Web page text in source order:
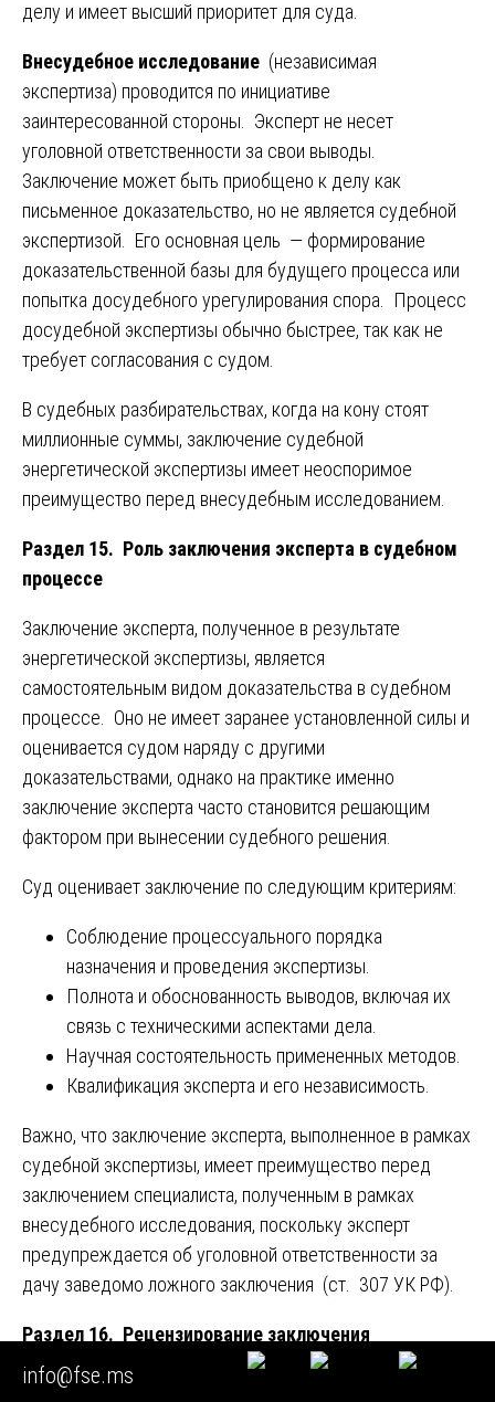
делу и имеет высший приоритет для суда.
Внесудебное исследование (независимая
экспертиза) проводится по инициативе
заинтересованной стороны. Эксперт не несет
уголовной ответственности за свои выводы.
Заключение может быть приобщено к делу как
письменное доказательство, но не является судебной
экспертизой. Его основная цель — формирование
доказательственной базы для будущего процесса или
попытка досудебного урегулирования спора. Процесс
досудебной экспертизы обычно быстрее, так как не
требует согласования с судом.
В судебных разбирательствах, когда на кону стоят
миллионные суммы, заключение судебной
энергетической экспертизы имеет неоспоримое
преимущество перед внесудебным исследованием.
Раздел 15. Роль заключения эксперта в судебном
процессе
Заключение эксперта, полученное в результате
энергетической экспертизы, является
самостоятельным видом доказательства в судебном
процессе. Оно не имеет заранее установленной силы и
оценивается судом наряду с другими
доказательствами, однако на практике именно
заключение эксперта часто становится решающим
фактором при вынесении судебного решения.
Суд оценивает заключение по следующим критериям:
Соблюдение процессуального порядка
назначения и проведения экспертизы.
Полнота и обоснованность выводов, включая их
связь с техническими аспектами дела.
Научная состоятельность примененных методов.
Квалификация эксперта и его независимость.
Важно, что заключение эксперта, выполненное в рамках
судебной экспертизы, имеет преимущество перед
заключением специалиста, полученным в рамках
внесудебного исследования, поскольку эксперт
предупреждается об уголовной ответственности за
дачу заведомо ложного заключения (ст. 307 УК РФ).
Раздел 16. Рецензирование заключения
энергетической экспертизы
info@fse.ms